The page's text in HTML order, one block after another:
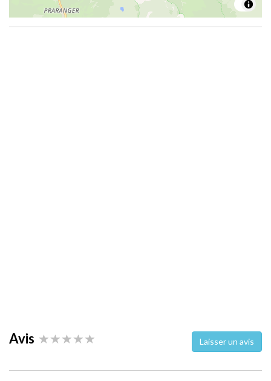
Avis Laisser un avis